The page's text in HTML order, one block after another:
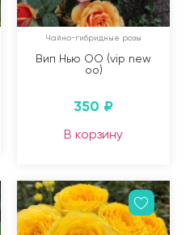
Чайно-гибридные розы
Вип Нью ОО (vip new
oo)
350 ₽
В корзину